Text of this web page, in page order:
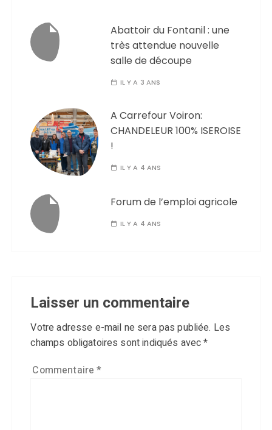
Abattoir du Fontanil : une
très attendue nouvelle
salle de découpe
IL Y A 3 ANS
A Carrefour Voiron:
CHANDELEUR 100% ISEROISE
!
IL Y A 4 ANS
Forum de l’emploi agricole
IL Y A 4 ANS
Laisser un commentaire
Votre adresse e-mail ne sera pas publiée. Les
champs obligatoires sont indiqués avec*
Commentaire*